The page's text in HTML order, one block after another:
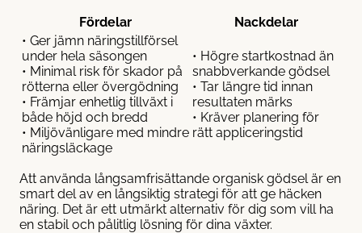
Fördelar
Nackdelar
• Ger jämn näringstillförsel
under hela säsongen
• Minimal risk för skador på
rötterna eller övergödning
• Främjar enhetlig tillväxt i
både höjd och bredd
• Miljövänligare med mindre
näringsläckage
• Högre startkostnad än
snabbverkande gödsel
• Tar längre tid innan
resultaten märks
• Kräver planering för
rätt appliceringstid
Att använda långsamfrisättande organisk gödsel är en
smart del av en långsiktig strategi för att ge häcken
näring. Det är ett utmärkt alternativ för dig som vill ha
en stabil och pålitlig lösning för dina växter.